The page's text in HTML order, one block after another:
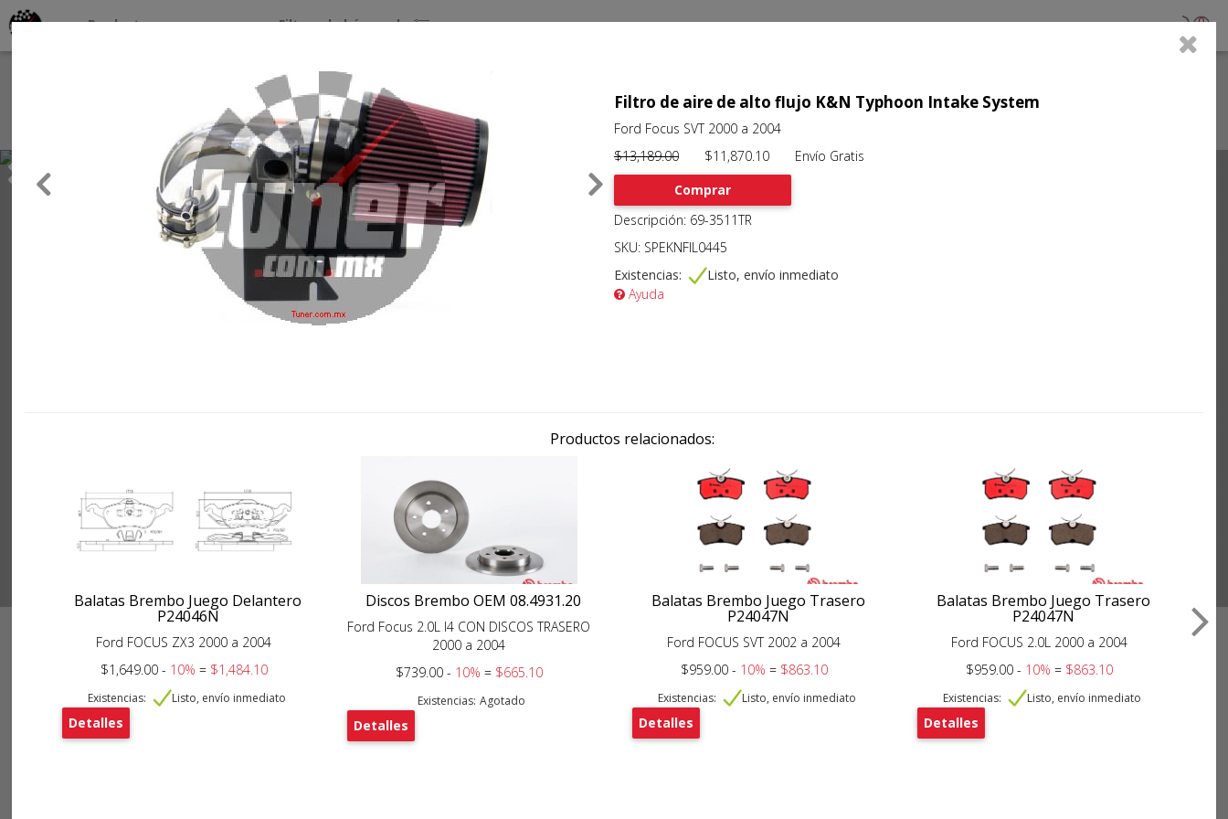
Clients
Productos por marcas Filtros de búsqueda 0
Previous
Filtro de aire de alto flujo K&N Typhoon Intake System
Ford Focus SVT 2000 a 2004
$13,189.00$11,870.10 Envío Gratis
Comprar
Descripción: 69-3511TR
SKU: SPEKNFIL0445
Existencias:
Listo, envío inmediato
Ayuda
Productos relacionados:
Balatas Brembo Juego Delantero
P24046N
Ford FOCUS ZX3 2000 a 2004
$1,649.00 - 10% = $1,484.10
Existencias: Listo, envío inmediato
Detalles
Discos Brembo OEM 08.4931.20
Ford Focus 2.0L I4 CON DISCOS TRASERO
2000 a 2004
$739.00 - 10% = $665.10
Existencias: Agotado
Detalles
Balatas Brembo Juego Trasero
P24047N
Ford FOCUS SVT 2002 a 2004
$959.00 - 10% = $863.10
Existencias: Listo, envío inmediato
Detalles
Balatas Brembo Juego Trasero
P24047N
Ford FOCUS 2.0L 2000 a 2004
$959.00 - 10% = $863.10
Existencias: Listo, envío inmediato
Detalles